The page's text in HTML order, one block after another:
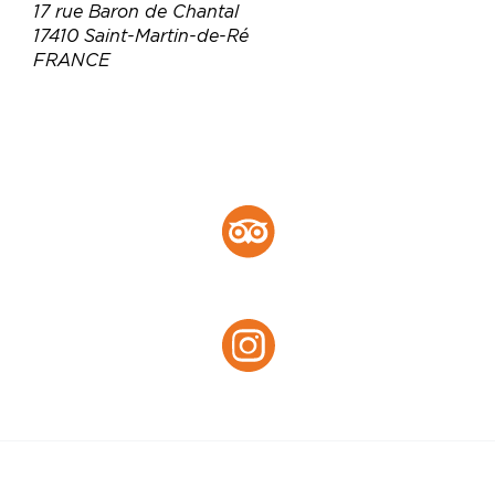
17 rue Baron de Chantal
17410 Saint-Martin-de-Ré
FRANCE